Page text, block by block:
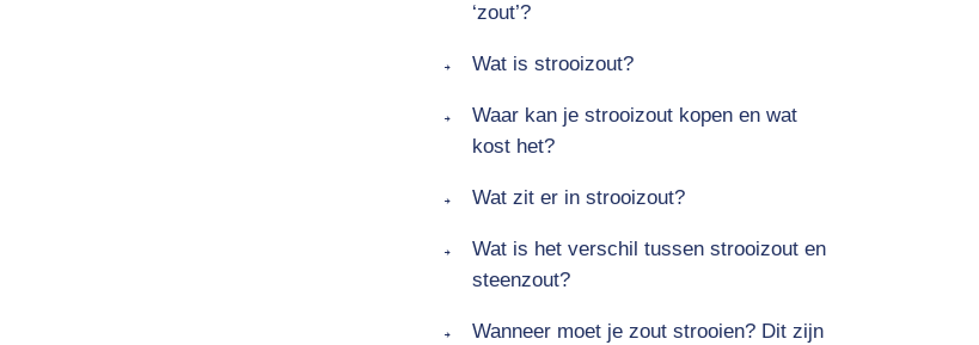
‘zout’?
Wat is strooizout?
Waar kan je strooizout kopen en wat
kost het?
Wat zit er in strooizout?
Wat is het verschil tussen strooizout en
steenzout?
Wanneer moet je zout strooien? Dit zijn